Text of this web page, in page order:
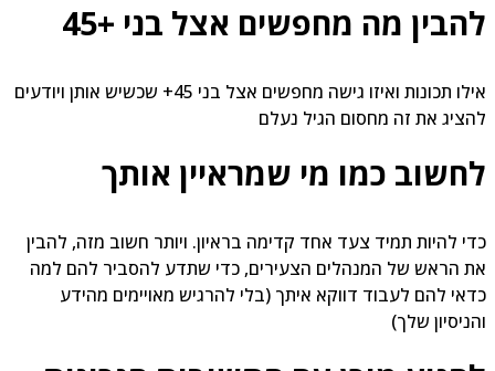
מה מחפשים אצל בני +45
אילו תכונות ואיזו גישה מחפשים אצל בני 45+ שכשיש אותן ויודעים
את זה מחסום הגיל נעלם
כמו מי שמראיין אותך
להיות תמיד צעד אחד קדימה בראיון. ויותר חשוב מזה, להבין
הראש של המנהלים הצעירים, כדי שתדע להסביר להם למה
להם לעבוד דווקא איתך (בלי להרגיש מאויימים מהידע
שלך)